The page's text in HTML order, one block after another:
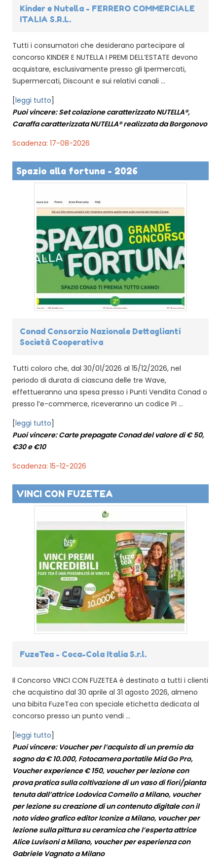
Kinder e Nutella - FERRERO COMMERCIALE
ITALIA S.R.L.
Tutti i consumatori che desiderano partecipare al
concorso KINDER E NUTELLA I PREMI DELL’ESTATE devono
acquistare, esclusivamente presso gli Ipermercati,
Supermercati, Discount e sui relativi canali ...
[leggi tutto]
Puoi vincere: Set colazione caratterizzato NUTELLA®,
Caraffa caratterizzata NUTELLA® realizzata da Borgonovo
Scadenza: 17-08-2026
Spazio alla fortuna - 2026
Conad Consorzio Nazionale Dettaglianti
Società Cooperativa
Tutti coloro che, dal 30/01/2026 al 15/12/2026, nel
periodo di durata di ciascuna delle tre Wave,
effettueranno una spesa presso i Punti Vendita Conad o
presso l’e-commerce, riceveranno un codice PI ...
[leggi tutto]
Puoi vincere: Carte prepagate Conad del valore di € 50,
€30 e €10
Scadenza: 15-12-2026
VINCI CON FUZETEA
FuzeTea - Coca-Cola Italia S.r.l.
Il Concorso VINCI CON FUZETEA è destinato a tutti i clienti
che acquistino dal 30 aprile al 31 agosto 2026, almeno
una bibita FuzeTea con speciale etichetta dedicata al
concorso presso un punto vendi ...
[leggi tutto]
Puoi vincere: Voucher per l’acquisto di un premio da
sogno da € 10.000, Fotocamera portatile Mid Go Pro,
Voucher experience € 150, voucher per lezione con
prova pratica sulla coltivazione di un vaso di fiori/pianta
tenuta dall’attrice Lodovica Comello a Milano, voucher
per lezione su creazione di un contenuto digitale con il
noto video grafico editor Iconize a Milano, voucher per
lezione sulla pittura su ceramica che l’esperta attrice
Alice Luvisoni a Milano, voucher per esperienza con
Gabriele Vagnato a Milano